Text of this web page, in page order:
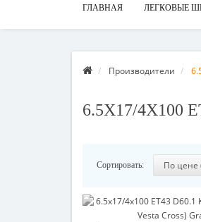
ГЛАВНАЯ ЛЕГКОВЫЕ
Производители
6.5X17/4X100
Сортировать: